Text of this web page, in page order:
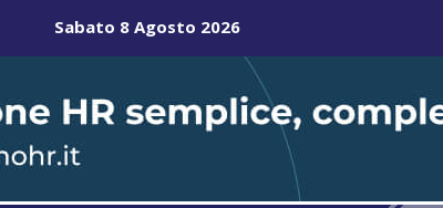
Sabato 8 Agosto 2026